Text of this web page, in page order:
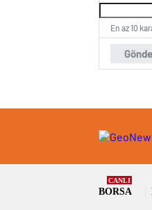
En az 10
BORSA
CANLI